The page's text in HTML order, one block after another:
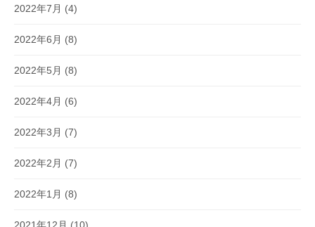
2022年7月 (4)
2022年6月 (8)
2022年5月 (8)
2022年4月 (6)
2022年3月 (7)
2022年2月 (7)
2022年1月 (8)